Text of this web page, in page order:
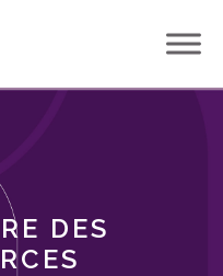
DES